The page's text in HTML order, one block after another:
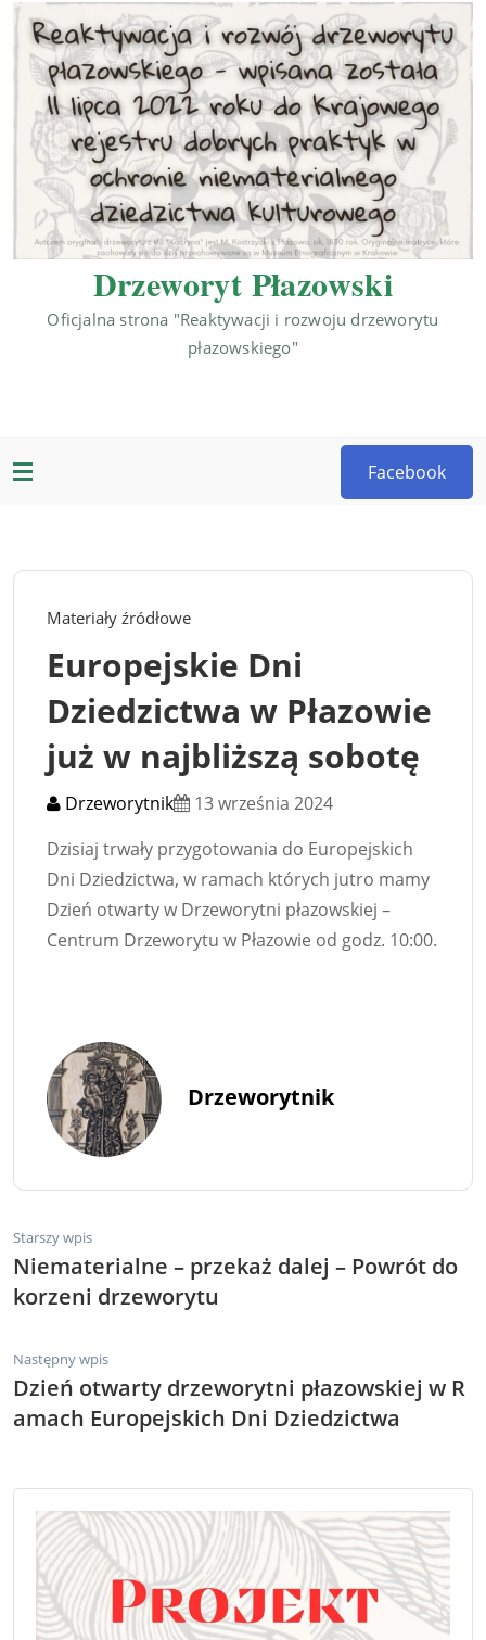
Drzeworyt Płazowski
Oficjalna strona "Reaktywacji i rozwoju drzeworytu
płazowskiego"
Facebook
Materiały źródłowe
Europejskie Dni
Dziedzictwa w Płazowie
już w najbliższą sobotę
Drzeworytnik
13 września 2024
Dzisiaj trwały przygotowania do Europejskich
Dni Dziedzictwa, w ramach których jutro mamy
Dzień otwarty w Drzeworytni płazowskiej –
Centrum Drzeworytu w Płazowie od godz. 10:00.
Drzeworytnik
Starszy wpis
Niematerialne – przekaż dalej – Powrót do
korzeni drzeworytu
Następny wpis
Dzień otwarty drzeworytni płazowskiej w R
amach Europejskich Dni Dziedzictwa